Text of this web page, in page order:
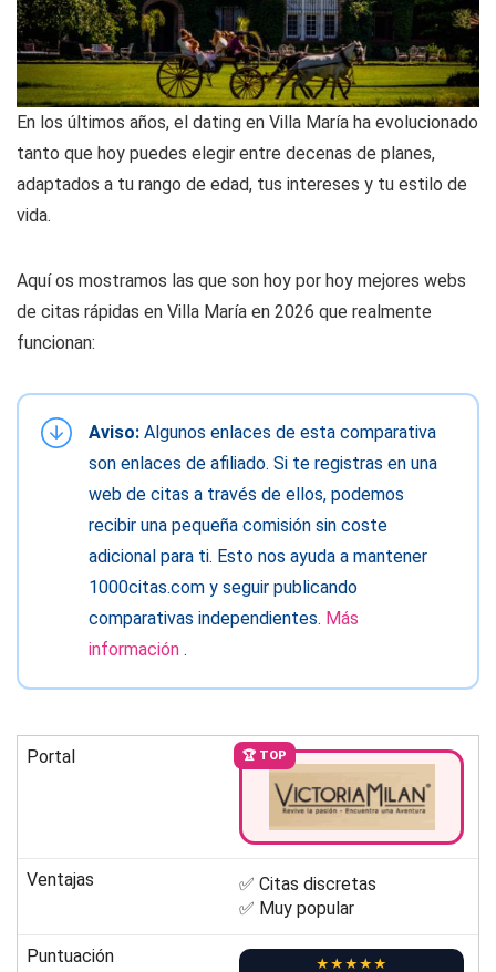
En los últimos años, el dating en Villa María ha evolucionado
tanto que hoy puedes elegir entre decenas de planes,
adaptados a tu rango de edad, tus intereses y tu estilo de
vida.
Aquí os mostramos las que son hoy por hoy mejores webs
de citas rápidas en Villa María en 2026 que realmente
funcionan:
Aviso: Algunos enlaces de esta comparativa
son enlaces de afiliado. Si te registras en una
web de citas a través de ellos, podemos
recibir una pequeña comisión sin coste
adicional para ti. Esto nos ayuda a mantener
1000citas.com y seguir publicando
comparativas independientes. Más
información .
Portal 🏆 TOP
Ventajas
✅ Citas discretas
✅ Muy popular
Puntuación ★★★★★